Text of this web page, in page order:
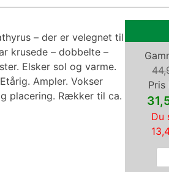
– der er velegnet til
krusede – dobbelte –
Elsker sol og varme.
Ampler. Vokser
placering. Rækker til ca.
Pris
Du